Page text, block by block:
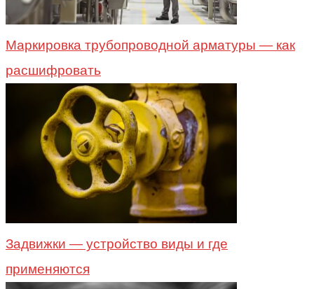
Маркировка трубопроводной арматуры — как
расшифровать
Задвижки — устройство виды и где
применяются